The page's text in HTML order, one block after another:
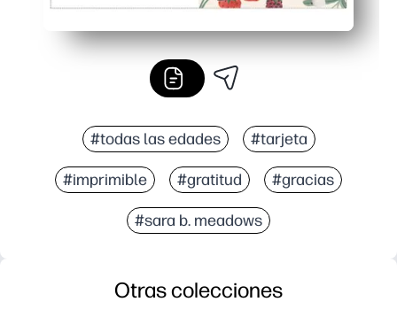
#todas las edades #tarjeta
#imprimible #gratitud #gracias
#sara b. meadows
Otras colecciones